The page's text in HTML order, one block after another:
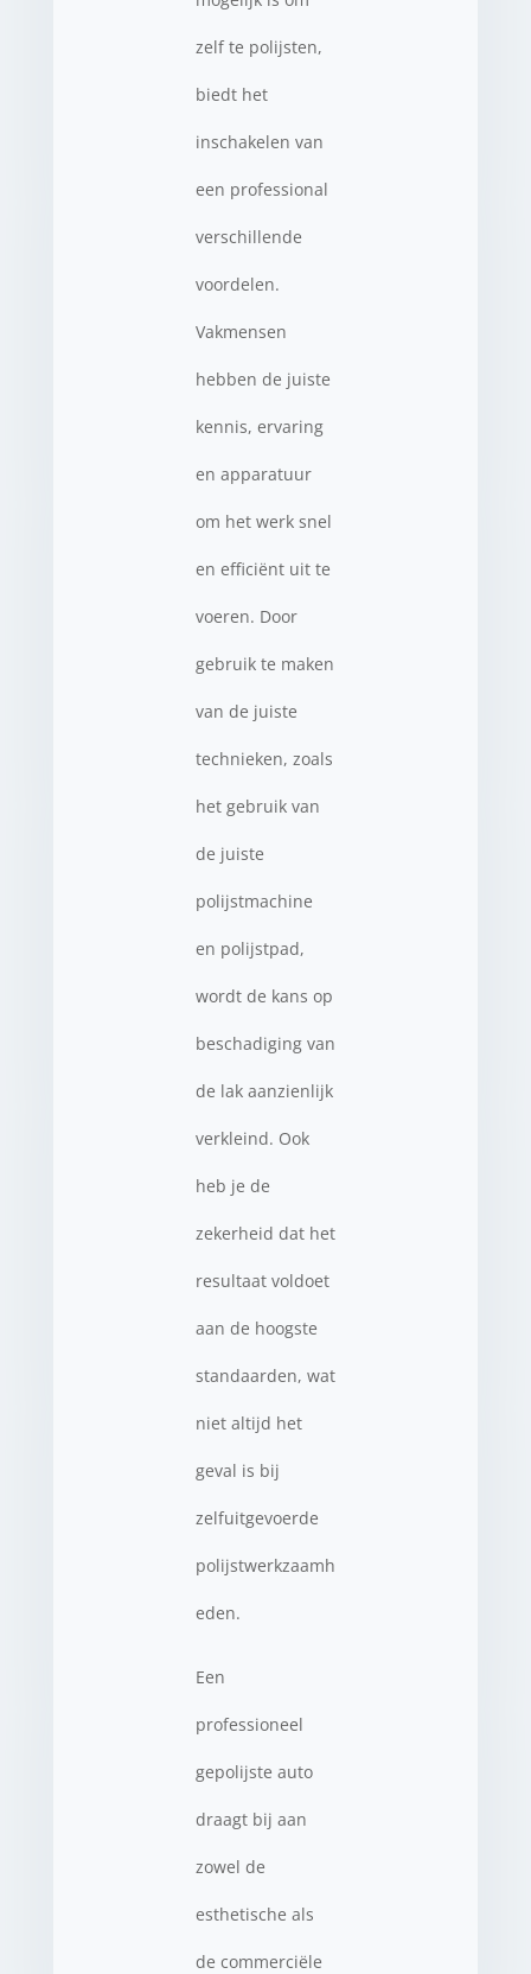
zelf te polijsten,
biedt het
inschakelen van
een professional
verschillende
voordelen.
Vakmensen
hebben de juiste
kennis, ervaring
en apparatuur
om het werk snel
en efficiënt uit te
voeren. Door
gebruik te maken
van de juiste
technieken, zoals
het gebruik van
de juiste
polijstmachine
en polijstpad,
wordt de kans op
beschadiging van
de lak aanzienlijk
verkleind. Ook
heb je de
zekerheid dat het
resultaat voldoet
aan de hoogste
standaarden, wat
niet altijd het
geval is bij
zelfuitgevoerde
polijstwerkzaamh
eden.
Een
professioneel
gepolijste auto
draagt bij aan
zowel de
esthetische als
de commerciële